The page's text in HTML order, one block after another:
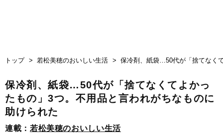
トップ 若松美穂のおいしい生活 保冷剤、紙袋…50代が「捨てなく
保冷剤、紙袋…50代が「捨てなくてよかっ
たもの」3つ。不用品と言われがちなものに
助けられた
連載： 若松美穂のおいしい生活